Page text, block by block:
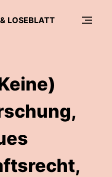
LOSEBLATT